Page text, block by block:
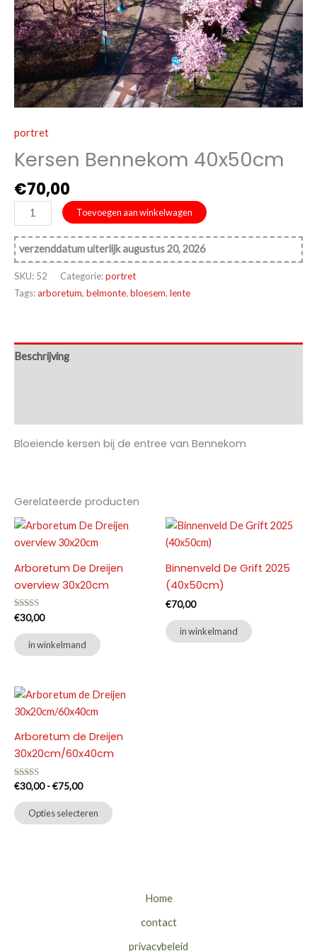
portret
Kersen Bennekom 40x50cm
€70,00
Kersen
Bennekom
40x50cm
aantal
Toevoegen aan winkelwagen
verzenddatum uiterlijk augustus 20, 2026
SKU: 52 Categorie:portret
Tags:arboretum, belmonte, bloesem, lente
Beschrijving
Bloeiende kersen bij de entree van Bennekom
Gerelateerde producten
Arboretum De Dreijen
overview 30x20cm
Gewaardeerd
uit 5
€30,00
in winkelmand
Binnenveld De Grift 2025
(40x50cm)
€70,00
in winkelmand
Arboretum de Dreijen
30x20cm/60x40cm
Gewaardeerd
uit 5
€30,00 -€75,00Prijsklasse:
tot
€75,00
Opties selecteren
gekozen
Home
contact
privacybeleid